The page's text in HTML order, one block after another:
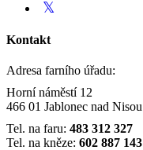
Kontakt
Adresa farního úřadu:
Horní náměstí 12
466 01 Jablonec nad Nisou
Tel. na faru: 483 312 327
Tel. na kněze: 602 887 143